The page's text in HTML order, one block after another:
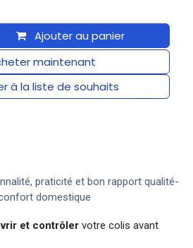
Ajouter au panier
maintenant
à la liste de souhaits
praticité et bon rapport qualité-
domestique
et contrôler votre colis avant